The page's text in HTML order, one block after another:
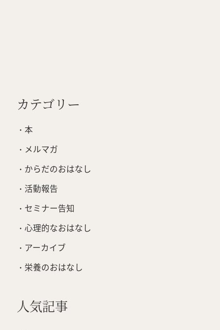
カテゴリー
本
メルマガ
からだのおはなし
活動報告
セミナー告知
心理的なおはなし
アーカイブ
栄養のおはなし
人気記事